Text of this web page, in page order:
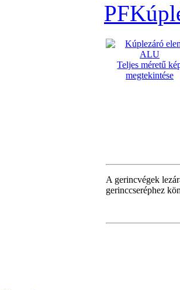
PF
Teljes méretű
megtekintése
A gerincvégek
gerinccseréphez